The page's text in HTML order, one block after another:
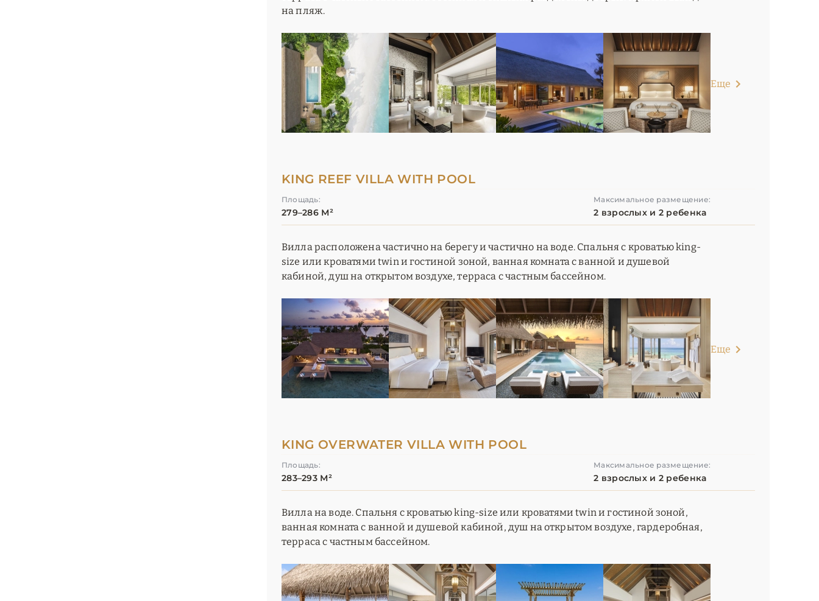
на пляж.
Еще
KING REEF VILLA WITH POOL
Площадь:
279–286 М²
Максимальное размещение:
2 взрослых и 2 ребенка
Вилла расположена частично на берегу и частично на воде. Спальня с кроватью king-
size или кроватями twin и гостиной зоной, ванная комната с ванной и душевой
кабиной, душ на открытом воздухе, терраса с частным бассейном.
Еще
KING OVERWATER VILLA WITH POOL
Площадь:
283–293 М²
Максимальное размещение:
2 взрослых и 2 ребенка
Вилла на воде. Спальня с кроватью king-size или кроватями twin и гостиной зоной,
ванная комната с ванной и душевой кабиной, душ на открытом воздухе, гардеробная,
терраса с частным бассейном.